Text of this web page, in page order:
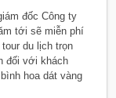
đốc Công ty
tới sẽ miễn phí
du lịch trọn
đối với khách
hoa dát vàng